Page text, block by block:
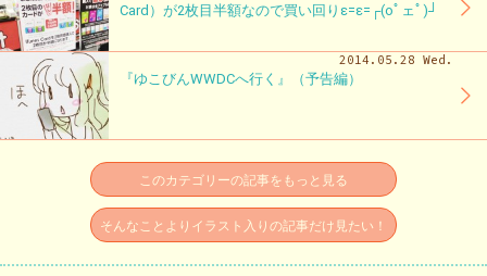
Card）が2枚目半額なので買い回りε=ε=┌(oﾟェﾟ)┘
2014.05.28 Wed.
『ゆこびんWWDCへ行く』（予告編）
このカテゴリーの記事をもっと見る
そんなことよりイラスト入りの記事だけ見たい！